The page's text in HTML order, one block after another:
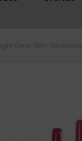
Gear Slim Giratorias